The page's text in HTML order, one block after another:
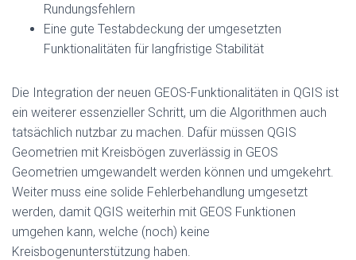
Rundungsfehlern
Eine gute Testabdeckung der umgesetzten
Funktionalitäten für langfristige Stabilität
Die Integration der neuen GEOS-Funktionalitäten in QGIS ist
ein weiterer essenzieller Schritt, um die Algorithmen auch
tatsächlich nutzbar zu machen. Dafür müssen QGIS
Geometrien mit Kreisbögen zuverlässig in GEOS
Geometrien umgewandelt werden können und umgekehrt.
Weiter muss eine solide Fehlerbehandlung umgesetzt
werden, damit QGIS weiterhin mit GEOS Funktionen
umgehen kann, welche (noch) keine
Kreisbogenunterstützung haben.